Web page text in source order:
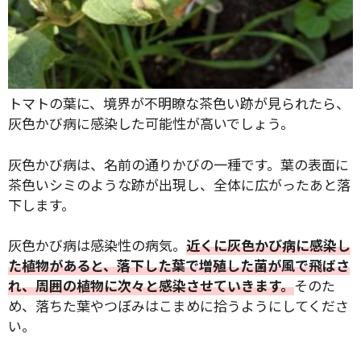
トマトの葉に、境界が不明瞭な茶色い跡が見られたら、
灰色かび病に感染した可能性が高いでしょう。
灰色かび病は、名前の通りかびの一種です。葉の表面に
茶色いシミのような跡が出現し、全体に広がったあと落
下します。
灰色かび病は感染性の病気。 近くに灰色かび病に感染し
た植物があると、落下した葉で増殖した菌が風で飛ばさ
れ、周囲の植物に次々と感染させていきます。そのた
め、落ちた葉やつぼみはこまめに拾うようにしてくださ
い。